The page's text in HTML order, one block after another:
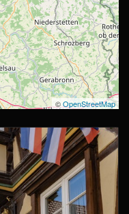
©OpenStreetMap